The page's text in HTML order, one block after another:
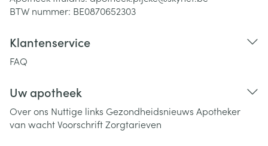
BTW nummer: BE0870652303
Klantenservice
FAQ
Uw apotheek
Over ons Nuttige links Gezondheidsnieuws Apotheker
van wachtVoorschriftZorgtarieven